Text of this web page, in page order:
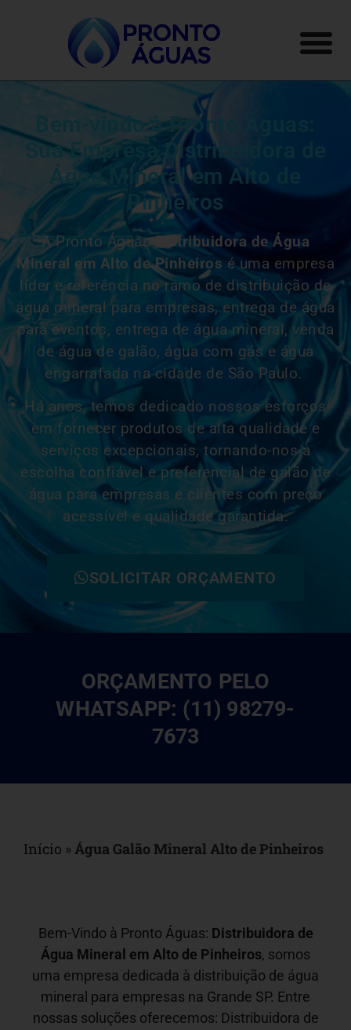
Bem-vindo à Pronto Águas:
Sua Empresa Distribuidora de
Água Mineral em Alto de
Pinheiros
A Pronto ÁguasDistribuidora de Água
Mineral em Alto de Pinheiros é uma empresa
líder e referência no ramo de distribuição de
água mineral para empresas, entrega de água
para eventos, entrega de água mineral, venda
de água de galão, água com gás e água
engarrafada na cidade de São Paulo.
Há anos, temos dedicado nossos esforços
em fornecer produtos de alta qualidade e
serviços excepcionais, tornando-nos a
escolha confiável e preferencial de galão de
água para empresas e clientes com preço
acessível e qualidade garantida.
SOLICITAR ORÇAMENTO
ORÇAMENTO PELO
WHATSAPP: (11) 98279-
7673
Início »Água Galão Mineral Alto de Pinheiros
Bem-Vindo à Pronto Águas: Distribuidora de
Água Mineral em Alto de Pinheiros, somos
uma empresa dedicada à distribuição de água
mineral para empresas na Grande SP. Entre
nossas soluções oferecemos: Distribuidora de